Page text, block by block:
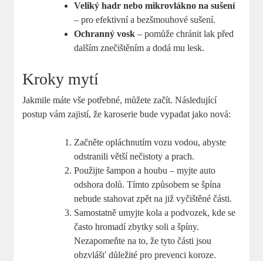
Veliký hadr nebo mikrovlákno na sušení
– pro efektivní a bezšmouhové sušení.
Ochranný vosk – pomůže chránit lak před
dalším znečištěním a dodá mu lesk.
Kroky mytí
Jakmile máte vše potřebné, můžete začít. Následující
postup vám zajistí, že karoserie bude vypadat jako nová:
Začněte opláchnutím vozu vodou, abyste
odstranili větší nečistoty a prach.
Použijte šampon a houbu – myjte auto
odshora dolů. Tímto způsobem se špína
nebude stahovat zpět na již vyčištěné části.
Samostatně umyjte kola a podvozek, kde se
často hromadí zbytky soli a špíny.
Nezapomeňte na to, že tyto části jsou
obzvlášť důležité pro prevenci koroze.